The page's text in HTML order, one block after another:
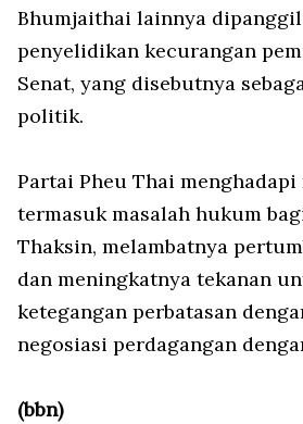
Bhumjaithai lainnya
penyelidikan kecurangan
Senat, yang disebutnya
politik.
Partai Pheu Thai menghadapi
termasuk masalah hukum
Thaksin, melambatnya
dan meningkatnya tekanan
ketegangan perbatasan
negosiasi perdagangan
(bbn)